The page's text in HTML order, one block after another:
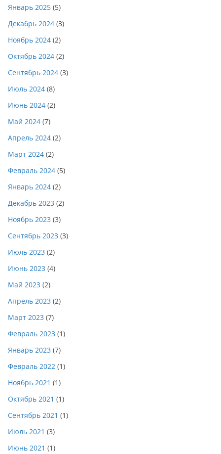
Январь 2025 (5)
Декабрь 2024 (3)
Ноябрь 2024 (2)
Октябрь 2024 (2)
Сентябрь 2024 (3)
Июль 2024 (8)
Июнь 2024 (2)
Май 2024 (7)
Апрель 2024 (2)
Март 2024 (2)
Февраль 2024 (5)
Январь 2024 (2)
Декабрь 2023 (2)
Ноябрь 2023 (3)
Сентябрь 2023 (3)
Июль 2023 (2)
Июнь 2023 (4)
Май 2023 (2)
Апрель 2023 (2)
Март 2023 (7)
Февраль 2023 (1)
Январь 2023 (7)
Февраль 2022 (1)
Ноябрь 2021 (1)
Октябрь 2021 (1)
Сентябрь 2021 (1)
Июль 2021 (3)
Июнь 2021 (1)